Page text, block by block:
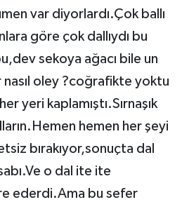
var diyorlardı.Çok ballı
göre çok dallıydı bu
sekoya ağacı bile un
nasıl oley ?coğrafikte yoktu
yeri kaplamıştı.Sırnaşık
hemen her şeyi
bırakıyor,sonuçta dal
o dal ite ite
ederdi.Ama bu sefer